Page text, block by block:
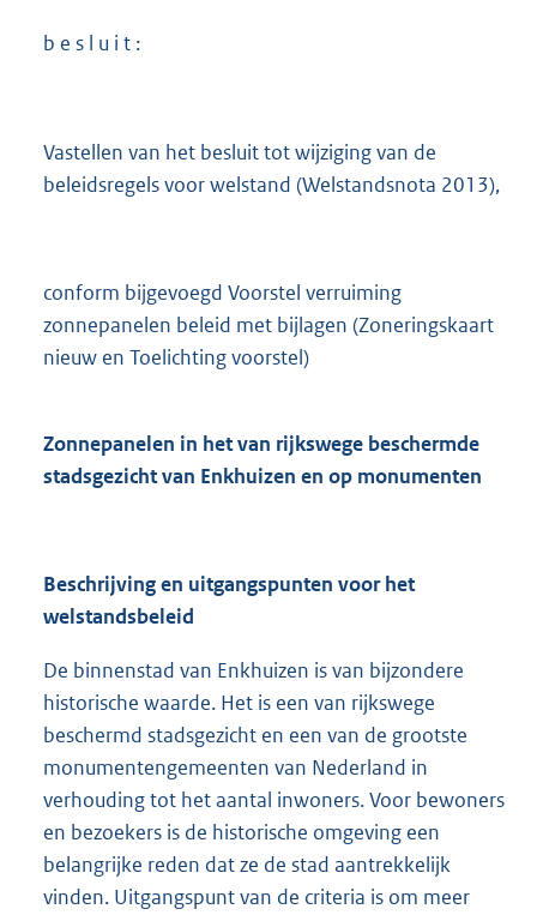
b e s l u i t :
Vastellen van het besluit tot wijziging van de
beleidsregels voor welstand (Welstandsnota 2013),
conform bijgevoegd Voorstel verruiming
zonnepanelen beleid met bijlagen (Zoneringskaart
nieuw en Toelichting voorstel)
Zonnepanelen in het van rijkswege beschermde
stadsgezicht van Enkhuizen en op monumenten
Beschrijving en uitgangspunten voor het
welstandsbeleid
De binnenstad van Enkhuizen is van bijzondere
historische waarde. Het is een van rijkswege
beschermd stadsgezicht en een van de grootste
monumentengemeenten van Nederland in
verhouding tot het aantal inwoners. Voor bewoners
en bezoekers is de historische omgeving een
belangrijke reden dat ze de stad aantrekkelijk
vinden. Uitgangspunt van de criteria is om meer